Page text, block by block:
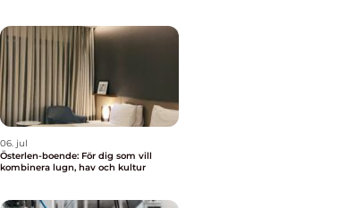
06. jul
Österlen-boende: För dig som vill
kombinera lugn, hav och kultur